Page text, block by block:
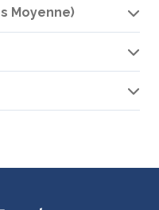
Moyenne)